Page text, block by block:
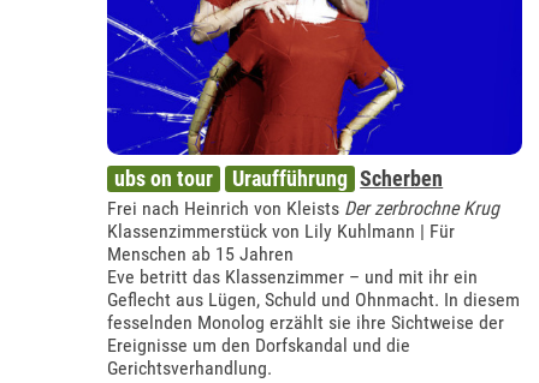
ubs on tour Uraufführung Scherben
Frei nach Heinrich von Kleists Der zerbrochne Krug
Klassenzimmerstück von Lily Kuhlmann | Für
Menschen ab 15 Jahren
Eve betritt das Klassenzimmer – und mit ihr ein
Geflecht aus Lügen, Schuld und Ohnmacht. In diesem
fesselnden Monolog erzählt sie ihre Sichtweise der
Ereignisse um den Dorfskandal und die
Gerichtsverhandlung.